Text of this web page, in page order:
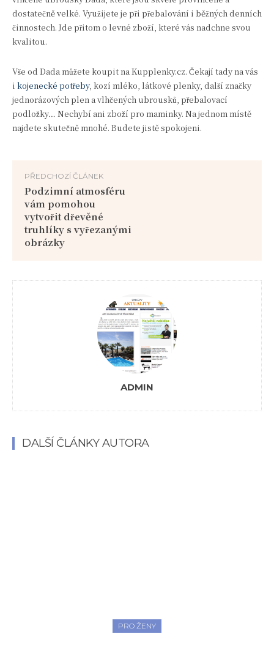
dostatečně velké. Využijete je při přebalování i běžných denních
činnostech. Jde přitom o levné zboží, které vás nadchne svou
kvalitou.
Vše od Dada můžete koupit na Kupplenky.cz. Čekají tady na vás
i kojenecké potřeby, kozí mléko, látkové plenky, další značky
jednorázových plen a vlhčených ubrousků, přebalovací
podložky… Nechybí ani zboží pro maminky. Na jednom místě
najdete skutečně mnohé. Budete jistě spokojeni.
PŘEDCHOZÍ ČLÁNEK
Podzimní atmosféru
vám pomohou
vytvořit dřevěné
truhlíky s vyřezanými
obrázky
ADMIN
DALŠÍ ČLÁNKY AUTORA
PRO ŽENY